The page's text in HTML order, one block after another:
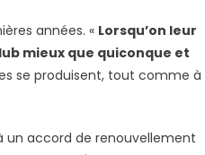
années. « Lorsqu’on leur
mieux que quiconque et
se produisent, tout comme à
un accord de renouvellement